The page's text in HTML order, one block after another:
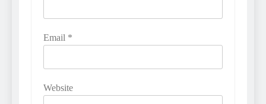
Email *
Website